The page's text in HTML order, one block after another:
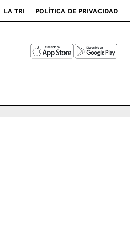
LA TRI POLÍTICA DE PRIVACIDAD